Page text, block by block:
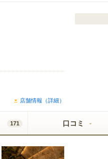
店舗情報（詳細）
171 口コミ